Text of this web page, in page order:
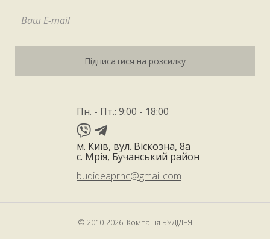
Підписатися на розсилку
Пн. - Пт.: 9:00 - 18:00
м. Київ, вул. Віскозна, 8а
с. Мрія, Бучанський район
budideaprnc@gmail.com
© 2010-2026. Компанія БУДІДЕЯ